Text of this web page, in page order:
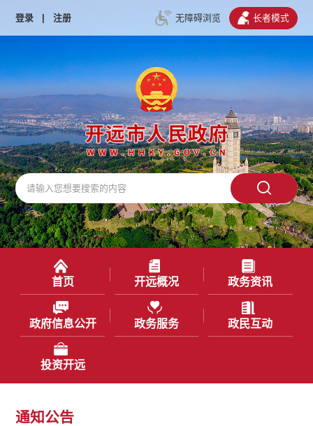
登录 | 注册 无障碍浏览 长者模式
首页 开远概况 政务资讯
政府信息公开 政务服务 政民互动
投资开远
通知公告